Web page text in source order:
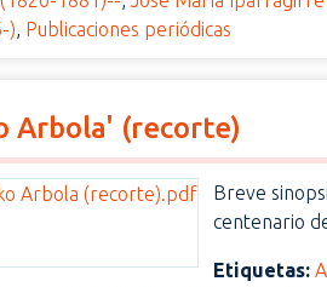
), Publicaciones periódicas
Arbola' (recorte)
Breve
centenario
Etiquetas: